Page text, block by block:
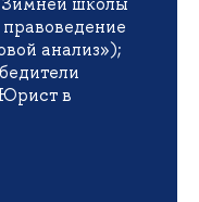
анализ»);
в